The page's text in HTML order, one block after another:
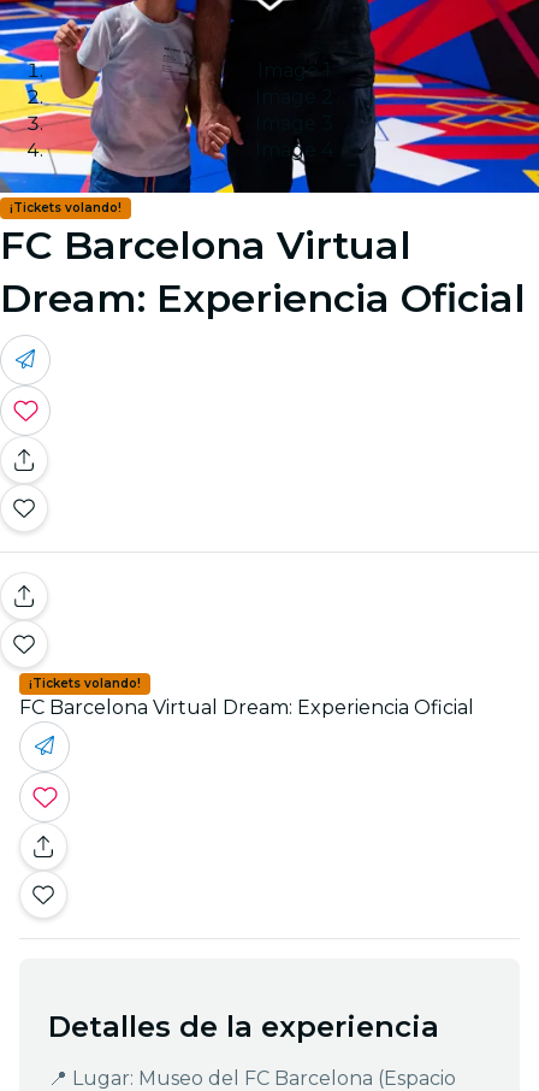
Image 1
Image 4
¡Tickets volando!
FC Barcelona Virtual
Dream: Experiencia Oficial
¡Tickets volando!
FC Barcelona Virtual Dream: Experiencia Oficial
Detalles de la experiencia
📍 Lugar: Museo del FC Barcelona (Espacio